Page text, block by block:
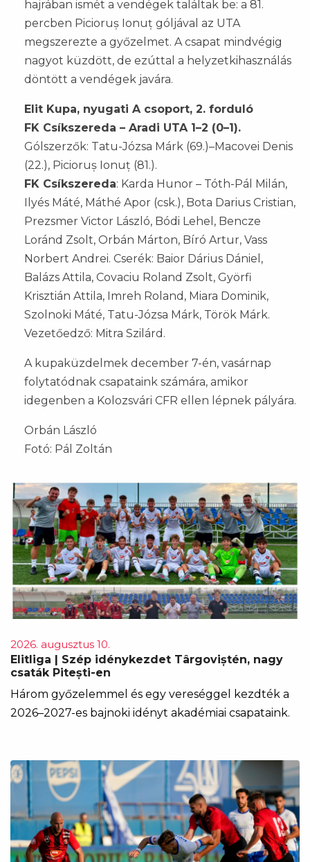
hajrában ismét a vendégek találtak be: a 81.
percben Picioruș Ionuț góljával az UTA
megszerezte a győzelmet. A csapat mindvégig
nagyot küzdött, de ezúttal a helyzetkihasználás
döntött a vendégek javára.
Elit Kupa, nyugati A csoport, 2. forduló
FK Csíkszereda – Aradi UTA 1–2 (0–1).
Gólszerzők: Tatu-Józsa Márk (69.)–Macovei Denis
(22.), Picioruș Ionuț (81.).
FK Csíkszereda: Karda Hunor – Tóth-Pál Milán,
Ilyés Máté, Máthé Apor (csk.), Bota Darius Cristian,
Prezsmer Victor László, Bódi Lehel, Bencze
Loránd Zsolt, Orbán Márton, Bíró Artur, Vass
Norbert Andrei. Cserék: Baior Dárius Dániel,
Balázs Attila, Covaciu Roland Zsolt, Györfi
Krisztián Attila, Imreh Roland, Miara Dominik,
Szolnoki Máté, Tatu-Józsa Márk, Török Márk.
Vezetőedző: Mitra Szilárd.
A kupaküzdelmek december 7-én, vasárnap
folytatódnak csapataink számára, amikor
idegenben a Kolozsvári CFR ellen lépnek pályára.
Orbán László
Fotó: Pál Zoltán
2026. augusztus 10.
Elitliga | Szép idénykezdet Târgoviștén, nagy
csaták Pitești-en
Három győzelemmel és egy vereséggel kezdték a
2026–2027-es bajnoki idényt akadémiai csapataink.